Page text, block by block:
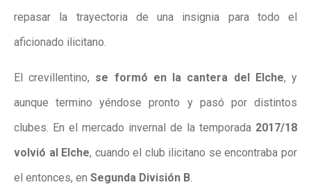
repasar la trayectoria de una insignia para todo el
aficionado ilicitano.
El crevillentino, se formó en la cantera del Elche, y
aunque termino yéndose pronto y pasó por distintos
clubes. En el mercado invernal de la temporada 2017/18
volvió al Elche, cuando el club ilicitano se encontraba por
el entonces, en Segunda División B